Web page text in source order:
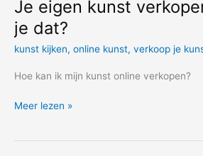
Je eigen kunst
je dat?
kunst kijken, online kunst, verkoop je
Hoe kan ik mijn kunst online verkopen?
Je
Meer lezen »